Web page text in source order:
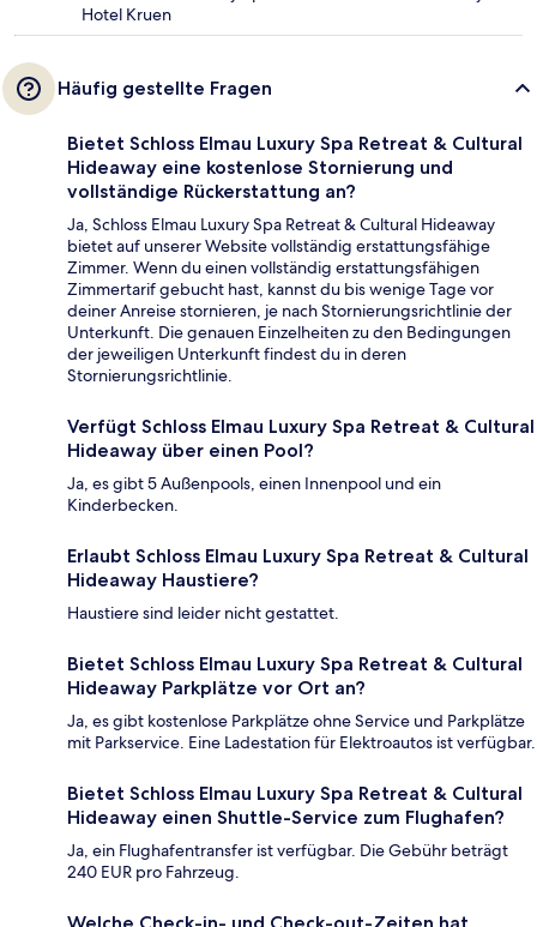
Hotel Kruen
Häufig gestellte Fragen
Bietet Schloss Elmau Luxury Spa Retreat & Cultural
Hideaway eine kostenlose Stornierung und
vollständige Rückerstattung an?
Ja, Schloss Elmau Luxury Spa Retreat & Cultural Hideaway
bietet auf unserer Website vollständig erstattungsfähige
Zimmer. Wenn du einen vollständig erstattungsfähigen
Zimmertarif gebucht hast, kannst du bis wenige Tage vor
deiner Anreise stornieren, je nach Stornierungsrichtlinie der
Unterkunft. Die genauen Einzelheiten zu den Bedingungen
der jeweiligen Unterkunft findest du in deren
Stornierungsrichtlinie.
Verfügt Schloss Elmau Luxury Spa Retreat & Cultural
Hideaway über einen Pool?
Ja, es gibt 5 Außenpools, einen Innenpool und ein
Kinderbecken.
Erlaubt Schloss Elmau Luxury Spa Retreat & Cultural
Hideaway Haustiere?
Haustiere sind leider nicht gestattet.
Bietet Schloss Elmau Luxury Spa Retreat & Cultural
Hideaway Parkplätze vor Ort an?
Ja, es gibt kostenlose Parkplätze ohne Service und Parkplätze
mit Parkservice. Eine Ladestation für Elektroautos ist verfügbar.
Bietet Schloss Elmau Luxury Spa Retreat & Cultural
Hideaway einen Shuttle-Service zum Flughafen?
Ja, ein Flughafentransfer ist verfügbar. Die Gebühr beträgt
240 EUR pro Fahrzeug.